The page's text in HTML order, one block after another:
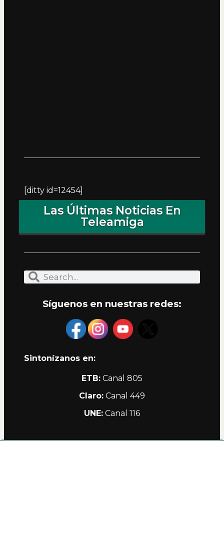
[ditty id=12454]
Las Últimas Noticias En
Teleamiga
Síguenos en nuestras redes:
Sintonízanos en:
ETB: Canal 805
Claro: Canal 449
UNE: Canal 116